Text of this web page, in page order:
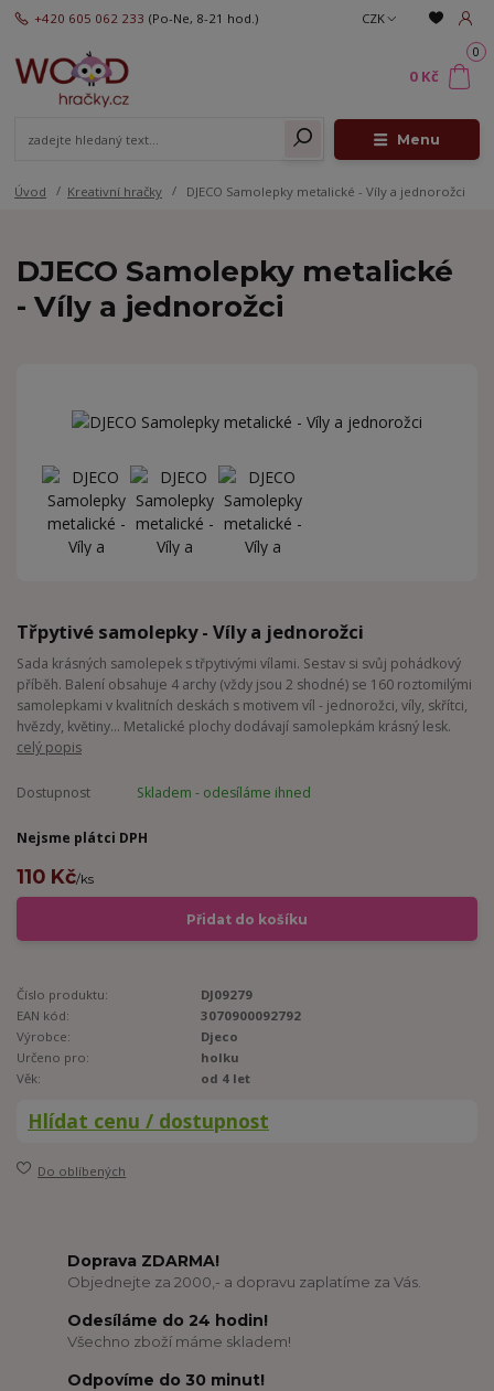
Menu
CZK
+420 605 062 233 (Po-Ne, 8-21 hod.)
0
0 Kč
Úvod Kreativní hračky DJECO Samolepky metalické - Víly a jednorožci
DJECO Samolepky metalické
- Víly a jednorožci
Třpytivé samolepky - Víly a jednorožci
Sada krásných samolepek s třpytivými vílami. Sestav si svůj pohádkový
příběh. Balení obsahuje 4 archy (vždy jsou 2 shodné) se 160 roztomilými
samolepkami v kvalitních deskách s motivem víl - jednorožci, víly, skřítci,
hvězdy, květiny... Metalické plochy dodávají samolepkám krásný lesk.
celý popis
Dostupnost Skladem - odesíláme ihned
Nejsme plátci DPH
110 Kč/ks
Přidat do košíku
Číslo produktu:
DJ09279
EAN kód:
3070900092792
Výrobce:
Djeco
Určeno pro:
holku
Věk:
od 4 let
Hlídat cenu / dostupnost
Do oblíbených
Doprava ZDARMA!
Objednejte za 2000,- a dopravu zaplatíme za Vás.
Odesíláme do 24 hodin!
Všechno zboží máme skladem!
Odpovíme do 30 minut!